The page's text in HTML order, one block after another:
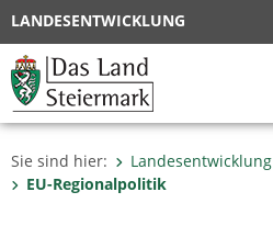
LANDESENTWICKLUNG
Sie sind hier: Landesentwicklung
EU-Regionalpolitik